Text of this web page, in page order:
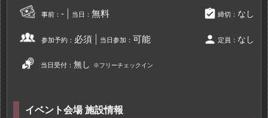
事前： - 当日： 無料 assignment_turned_in 締切： なし
参加予約： 必須 当日参加： 可能 person 定員： なし
当日受付：無し ※フリーチェックイン
イベント会場 施設情報